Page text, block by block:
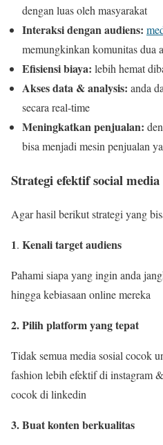
dengan luas oleh masyarakat
Interaksi dengan audiens:
memungkinkan komunitas dua
Efisiensi biaya: lebih hemat
Akses data & analysis: anda
secara real-time
Meningkatkan penjualan:
bisa menjadi mesin penjualan
Strategi efektif social
Agar hasil berikut strategi yang
1. Kenali target audiens
Pahami siapa yang ingin anda
hingga kebiasaan online mereka
2. Pilih platform yang tepat
Tidak semua media sosial cocok
fashion lebih efektif di instagram
cocok di linkedin
3. Buat konten berkualitas